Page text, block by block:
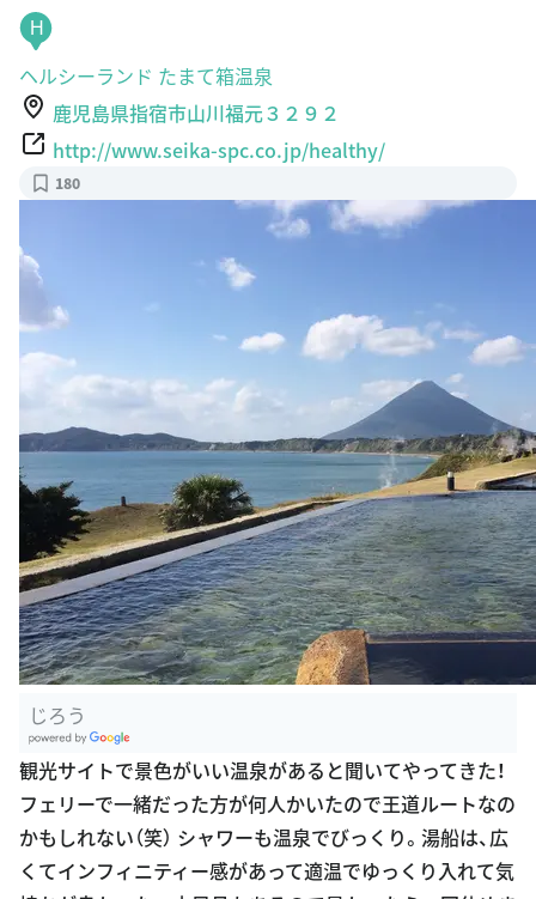
H
ヘルシーランド たまて箱温泉
鹿児島県指宿市山川福元３２９２
http://www.seika-spc.co.jp/healthy/
180
じろう
oogle Plac
es
観光サイトで景色がいい温泉があると聞いてやってきた！
フェリーで一緒だった方が何人かいたので王道ルートなの
かもしれない（笑） シャワーも温泉でびっくり。湯船は、広
くてインフィニティー感があって適温でゆっくり入れて気